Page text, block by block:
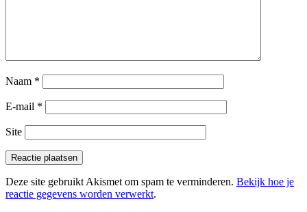
Naam *
E-mail *
Site
Deze site gebruikt Akismet om spam te verminderen. Bekijk hoe je
reactie gegevens worden verwerkt.